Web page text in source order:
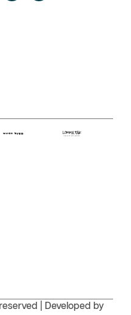
| Developed by